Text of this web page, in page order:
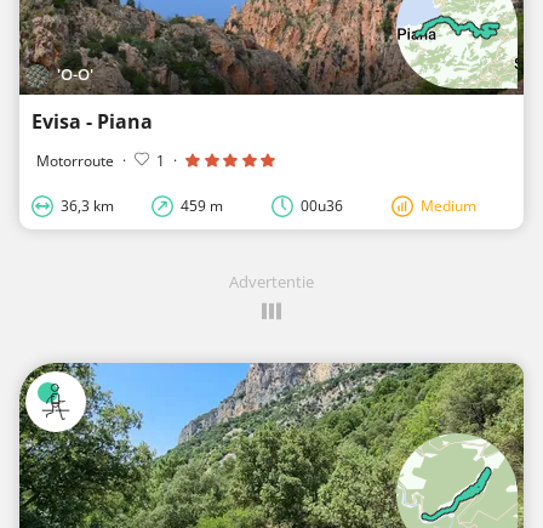
'O-O'
Evisa - Piana
Motorroute · 1 ·
36,3 km 459 m 00u36 Medium
Advertentie